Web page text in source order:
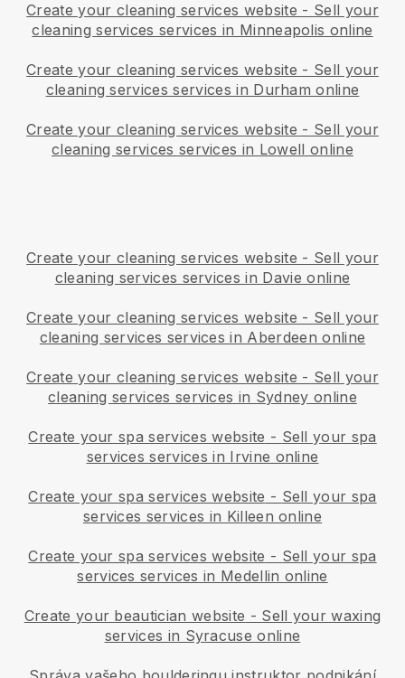
Create your cleaning services website - Sell your
cleaning services services in Minneapolis online
Create your cleaning services website - Sell your
cleaning services services in Durham online
Create your cleaning services website - Sell your
cleaning services services in Lowell online
Create your cleaning services website - Sell your
cleaning services services in Davie online
Create your cleaning services website - Sell your
cleaning services services in Aberdeen online
Create your cleaning services website - Sell your
cleaning services services in Sydney online
Create your spa services website - Sell your spa
services services in Irvine online
Create your spa services website - Sell your spa
services services in Killeen online
Create your spa services website - Sell your spa
services services in Medellin online
Create your beautician website - Sell your waxing
services in Syracuse online